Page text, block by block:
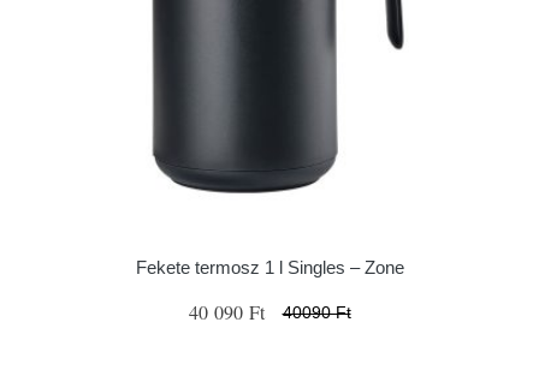
Fekete termosz 1 l Singles – Zone
40 090 Ft 40090 Ft